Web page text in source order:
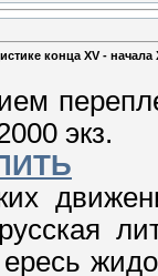
конца XV - начала
экз.
ересь